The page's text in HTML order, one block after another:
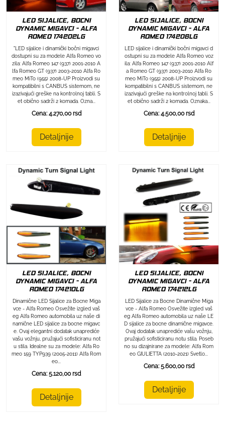
LED SIJALICE, BOCNI
DYNAMIC MIGAVCI - ALFA
ROMEO 174202LG
"LED sijalice i dinamički bočni migavci
dostupni su za modele Alfa Romeo vo
zila: Alfa Romeo 147 (937) 2001-2010 A
lfa Romeo GT (937) 2003-2010 Alfa Ro
meo MiTo (955) 2008-UP Proizvodi su
kompatibilni s CANBUS sistemom, ne
izazivajući greške na kontrolnoj tabli. S
et obično sadrži 2 komada. Ozna...
Cena: 4.270,00 rsd
Detaljnije
LED SIJALICE, BOCNI
DYNAMIC MIGAVCI - ALFA
ROMEO 174206LG
LED sijalice i dinamički bočni migavci d
ostupni su za modele Alfa Romeo voz
ila: Alfa Romeo 147 (937) 2001-2010 Alf
a Romeo GT (937) 2003-2010 Alfa Ro
meo MiTo (955) 2008-UP Proizvodi su
kompatibilni s CANBUS sistemom, ne
izazivajući greške na kontrolnoj tabli. S
et obično sadrži 2 komada. Oznaka...
Cena: 4.500,00 rsd
Detaljnije
LED SIJALICE, BOCNI
DYNAMIC MIGAVCI - ALFA
ROMEO 174210LG
Dinamične LED Sijalice za Bocne Miga
vce - Alfa Romeo Osvežite izgled vaš
eg Alfa Romeo automobila uz naše di
namične LED sijalice za bocne migavc
e. Ovaj elegantni dodatak unaprediće
vašu vožnju, pružajući sofisticiranu not
u stila. Idealne su za modele: Alfa Ro
meo 159 TYP939 (2005-2011) Alfa Rom
eo...
Cena: 5.120,00 rsd
Detaljnije
LED SIJALICE, BOCNI
DYNAMIC MIGAVCI - ALFA
ROMEO 174212LG
LED Sijalice za Bocne Dinamične Miga
vce - Alfa Romeo Osvežite izgled vaš
eg Alfa Romeo automobila uz naše LE
D sijalice za bocne dinamične migavce.
Ovaj dodatak unaprediće vašu vožnju,
pružajući sofisticiranu notu stila. Poseb
no su dizajnirane za modele: Alfa Rom
eo GIULIETTA (2010-2021) Svetlo...
Cena: 5.600,00 rsd
Detaljnije